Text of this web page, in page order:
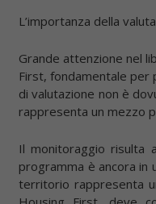
L’importanza della
Grande attenzione nel
First, fondamentale per
di valutazione non è
rappresenta un mezzo
Il monitoraggio risulta
programma è ancora in
territorio rappresenta